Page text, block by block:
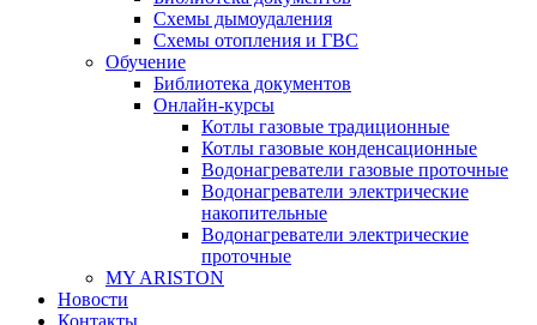
Схемы дымоудаления
Схемы отопления и ГВС
Обучение
Библиотека документов
Онлайн-курсы
Котлы газовые традиционные
Котлы газовые конденсационные
Водонагреватели газовые проточные
Водонагреватели электрические
накопительные
Водонагреватели электрические
проточные
MY ARISTON
Новости
Контакты